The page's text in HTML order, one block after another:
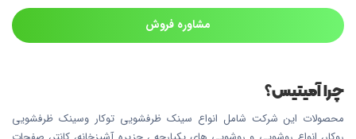
مشاوره فروش
چرا آمیتیس؟
محصولات این شرکت شامل انواع سینک ظرفشویی توکار وسینک ظرفشویی